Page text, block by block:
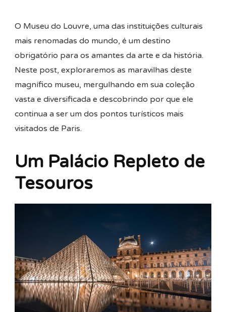
Em
Paris
O Museu do Louvre, uma das instituições culturais
mais renomadas do mundo, é um destino
obrigatório para os amantes da arte e da história.
Neste post, exploraremos as maravilhas deste
magnífico museu, mergulhando em sua coleção
vasta e diversificada e descobrindo por que ele
continua a ser um dos pontos turísticos mais
visitados de Paris.
Um Palácio Repleto de
Tesouros